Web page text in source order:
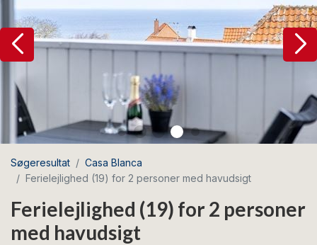
Søgeresultat
Casa Blanca
Ferielejlighed (19) for 2 personer med havudsigt
Ferielejlighed (19) for 2 personer
med havudsigt